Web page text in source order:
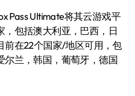
Pass Ultimate将其云游戏平
，包括澳大利亚，巴西，日
前在22个国家/地区可用，包
尔兰，韩国，葡萄牙，德国